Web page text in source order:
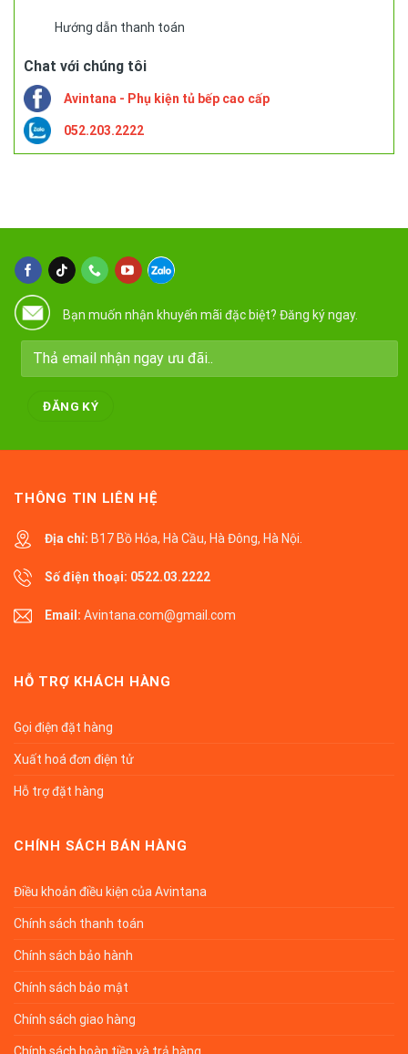
Hướng dẫn thanh toán
Chat với chúng tôi
Avintana - Phụ kiện tủ bếp cao cấp
052.203.2222
Bạn muốn nhận khuyến mãi đặc biệt? Đăng ký ngay.
THÔNG TIN LIÊN HỆ
Địa chỉ: B17 Bồ Hỏa, Hà Cầu, Hà Đông, Hà Nội.
Số điện thoại: 0522.03.2222
Email: Avintana.com@gmail.com
HỖ TRỢ KHÁCH HÀNG
Gọi điện đặt hàng
Xuất hoá đơn điện tử
Hỗ trợ đặt hàng
CHÍNH SÁCH BÁN HÀNG
Điều khoản điều kiện của Avintana
Chính sách thanh toán
Chính sách bảo hành
Chính sách bảo mật
Chính sách giao hàng